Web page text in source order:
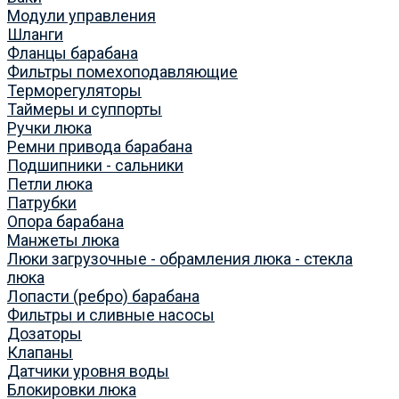
Модули управления
Шланги
Фланцы барабана
Фильтры помехоподавляющие
Терморегуляторы
Таймеры и суппорты
Ручки люка
Ремни привода барабана
Подшипники - сальники
Петли люка
Патрубки
Опора барабана
Манжеты люка
Люки загрузочные - обрамления люка - стекла
люка
Лопасти (ребро) барабана
Фильтры и сливные насосы
Дозаторы
Клапаны
Датчики уровня воды
Блокировки люка